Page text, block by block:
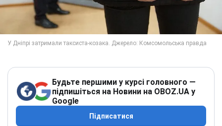
Будьте першими у курсі головного —
підпишіться на Новини на OBOZ.UA у
Google
Підписатися